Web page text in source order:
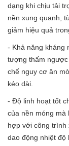
dạng khi chịu tải
nền xung quanh,
giảm hiệu quả
- Khả năng kháng
tượng thấm
chế nguy cơ ăn
kéo dài.
- Độ linh hoạt tốt
của nền móng mà
hợp với công trình
dao động nhiệt độ